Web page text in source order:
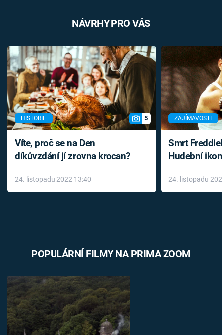
NÁVRHY PRO VÁS
HISTORIE 5
Víte, proč se na Den
díkůvzdání jí zrovna krocan?
24. listopadu 2022 13:40
ZAJÍMAVOSTI
Smrt
Hudební
léky
24. listopadu
POPULÁRNÍ FILMY NA PRIMA ZOOM